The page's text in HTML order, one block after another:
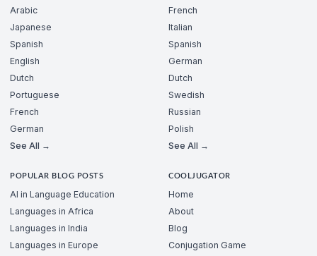
Arabic
Japanese
Spanish
English
Dutch
Portuguese
French
German
See All →
French
Italian
Spanish
German
Dutch
Swedish
Russian
Polish
See All →
POPULAR BLOG POSTS
AI in Language Education
Languages in Africa
Languages in India
Languages in Europe
COOLJUGATOR
Home
About
Blog
Conjugation Game